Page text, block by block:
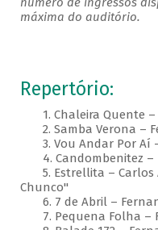
máxima do auditório.
Repertório:
1. Chaleira Quente –
2. Samba Verona –
3. Vou Andar Por Aí
4. Candombenitez –
5. Estrellita – Carlos
Chunco"
6. 7 de Abril –
7. Pequena Folha –